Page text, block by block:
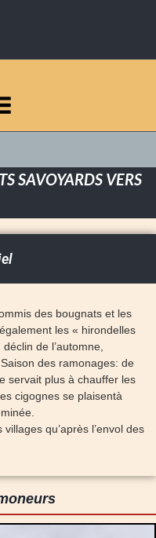
SAVOYARDS VERS
des bougnats et les
les « hirondelles
de l’automne,
des ramonages: de
servait plus à chauffer les
cigognes se plaisentà
qu’après l’envol des